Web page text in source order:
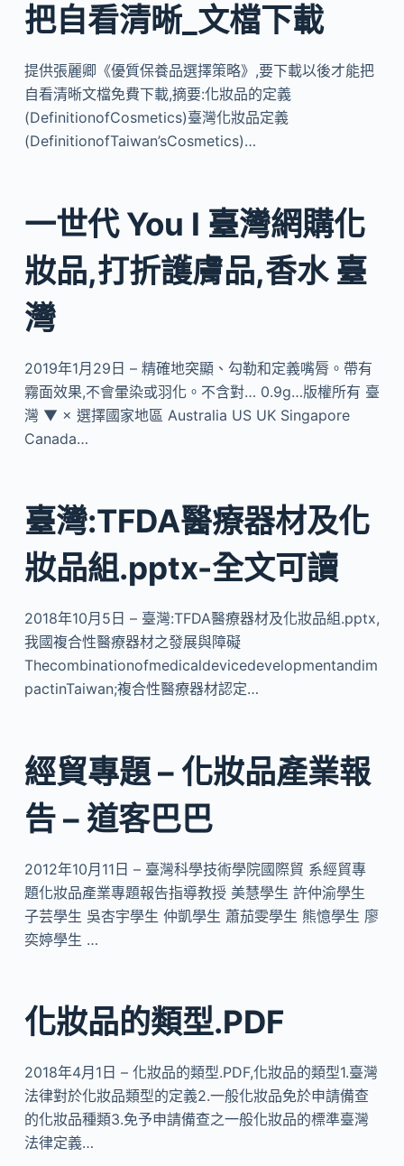
把自看清晰_文檔下載
提供張麗卿《優質保養品選擇策略》,要下載以後才能把
自看清晰文檔免費下載,摘要:化妝品的定義
(DefinitionofCosmetics)臺灣化妝品定義
(DefinitionofTaiwan’sCosmetics)…
一世代 You I 臺灣網購化
妝品,打折護膚品,香水 臺
灣
2019年1月29日 – 精確地突顯、勾勒和定義嘴脣。帶有
霧面效果,不會暈染或羽化。不含對… 0.9g…版權所有 臺
灣 ▼ × 選擇國家地區 Australia US UK Singapore
Canada…
臺灣:TFDA醫療器材及化
妝品組.pptx-全文可讀
2018年10月5日 – 臺灣:TFDA醫療器材及化妝品組.pptx,
我國複合性醫療器材之發展與障礙
Thecombinationofmedicaldevicedevelopmentandim
pactinTaiwan;複合性醫療器材認定…
經貿專題 – 化妝品產業報
告 – 道客巴巴
2012年10月11日 – 臺灣科學技術學院國際貿 系經貿專
題化妝品產業專題報告指導教授 美慧學生 許仲渝學生
子芸學生 吳杏宇學生 仲凱學生 蕭茄雯學生 熊憶學生 廖
奕婷學生 …
化妝品的類型.PDF
2018年4月1日 – 化妝品的類型.PDF,化妝品的類型1.臺灣
法律對於化妝品類型的定義2.一般化妝品免於申請備查
的化妝品種類3.免予申請備查之一般化妝品的標準臺灣
法律定義…